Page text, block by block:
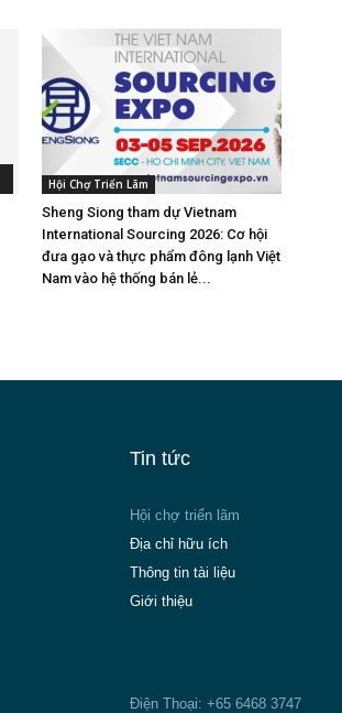
Hội Chợ Triển Lãm
Sheng Siong tham dự Vietnam
International Sourcing 2026: Cơ hội
đưa gạo và thực phẩm đông lạnh Việt
Nam vào hệ thống bán lẻ...
Tin tức
Hội chợ triển lãm
Địa chỉ hữu ích
Thông tin tài liệu
Giới thiệu
Điện Thoại: +65 6468 3747